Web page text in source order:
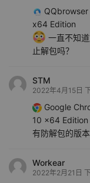
x64 Edition
一直不知
止解包吗？
STM
2022年4月15日
Google
10 x64 Edition
有防解包的版
Workear
2022年2月21日